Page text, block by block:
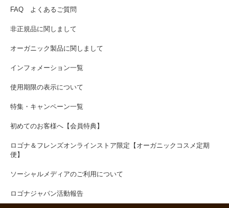
FAQ よくあるご質問
非正規品に関しまして
オーガニック製品に関しまして
インフォメーション一覧
使用期限の表示について
特集・キャンペーン一覧
初めてのお客様へ【会員特典】
ロゴナ＆フレンズオンラインストア限定【オーガニックコスメ定期
便】
ソーシャルメディアのご利用について
ロゴナジャパン活動報告